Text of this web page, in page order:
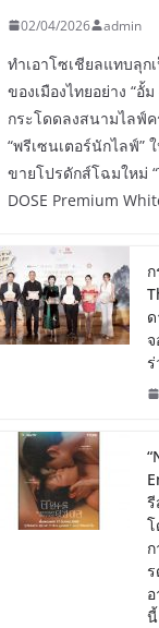
02/04/2026 admin
ทำเอาโซเชียลแทบลุก
ของเมืองไทยอย่าง “อั้
กระโดดลงสนามไลฟ์
“พรีเซนเตอร์นักไลฟ์”
ขายโปรดักส์โฉมใหม่
DOSE Premium
รี